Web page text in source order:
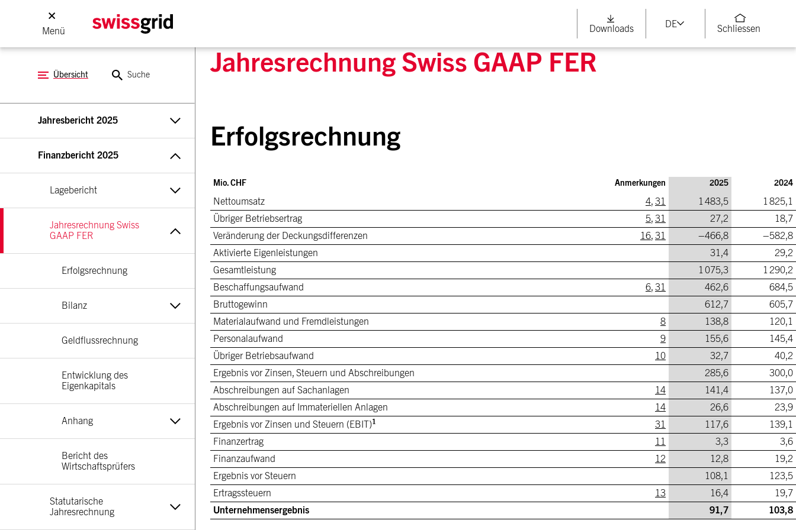
Menü Downloads DE Schliessen
Übersicht Suche
Jahresbericht 2025
Finanzbericht 2025
Lagebericht
Jahresrechnung Swiss
GAAP FER
Erfolgsrechnung
Bilanz
Geldflussrechnung
Entwicklung des
Eigenkapitals
Anhang
Bericht des
Wirtschaftsprüfers
Statutarische
Jahresrechnung
Jahresrechnung Swiss GAAP FER
Erfolgsrechnung
Mio. CHF Anmerkungen 2025 2024
Nettoumsatz 4, 31 1 483,5
1 825,1
Übriger Betriebsertrag
5, 31 27,2
18,7
Veränderung der Deckungsdifferenzen
16, 31 –466,8
–582,8
Aktivierte Eigenleistungen
31,4
29,2
Gesamtleistung
1 075,3
1 290,2
Beschaffungsaufwand
6, 31 462,6
684,5
Bruttogewinn
612,7
605,7
Materialaufwand und Fremdleistungen
8 138,8
120,1
Personalaufwand
9 155,6
145,4
Übriger Betriebsaufwand
10 32,7
40,2
Ergebnis vor Zinsen, Steuern und Abschreibungen
285,6
300,0
Abschreibungen auf Sachanlagen
14 141,4
137,0
Abschreibungen auf Immateriellen Anlagen
14 26,6
23,9
Ergebnis vor Zinsen und Steuern (EBIT)1 31 117,6
139,1
Finanzertrag
11 3,3
3,6
Finanzaufwand
12 12,8
19,2
Ergebnis vor Steuern
108,1
123,5
Ertragssteuern
13 16,4
19,7
Unternehmensergebnis
91,7 103,8